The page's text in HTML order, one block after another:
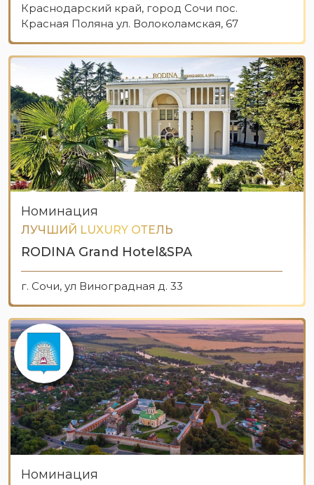
Краснодарский край, город Сочи пос.
Красная Поляна ул. Волоколамская, 67
Номинация
ЛУЧШИЙ LUXURY ОТЕЛЬ
RODINA Grand Hotel&SPA
г. Сочи, ул Виноградная д. 33
Номинация